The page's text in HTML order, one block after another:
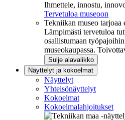
Ihmettele, innostu,
Tervetuloa museoon
Tekniikan museo
Lämpimästi tervetuloa
osallistumaan
museokaupassa.
Sulje alavalikko
Näyttelyt ja kokoelmat
Näyttelyt
Yhteisönäyttelyt
Kokoelmat
Kokoelmalahjoitukset